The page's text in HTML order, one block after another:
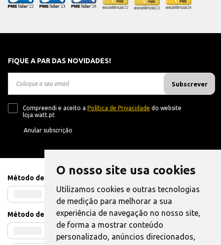
O nosso site usa cookies
Utilizamos cookies e outras tecnologias
de medição para melhorar a sua
experiência de navegação no nosso site,
de forma a mostrar conteúdo
personalizado, anúncios direcionados,
FIQUE A PAR DAS NOVIDADES!
Subscrever
Compreendi e aceito a Política de Privacidade do website
loja.watt.pt
Anular subscrição
Método de Pagamento
Método de Envio